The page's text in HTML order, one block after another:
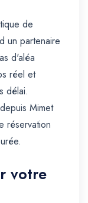
de
un partenaire
d'aléa
réel et
délai.
Mimet
réservation
votre